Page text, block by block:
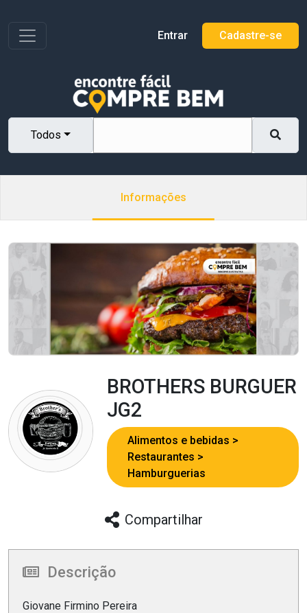
Toggle navigation Entrar Cadastre-se
Todos
Informações
BROTHERS BURGUER
JG2
Alimentos e bebidas
Restaurantes
Hamburguerias
Compartilhar
Descrição
Giovane Firmino Pereira